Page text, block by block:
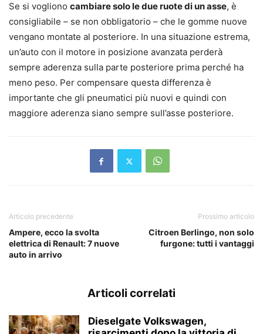
Se si vogliono cambiare solo le due ruote di un asse, è
consigliabile – se non obbligatorio – che le gomme nuove
vengano montate al posteriore. In una situazione estrema,
un’auto con il motore in posizione avanzata perderà
sempre aderenza sulla parte posteriore prima perché ha
meno peso. Per compensare questa differenza è
importante che gli pneumatici più nuovi e quindi con
maggiore aderenza siano sempre sull’asse posteriore.
Articolo precedente
Ampere, ecco la svolta
elettrica di Renault: 7 nuove
auto in arrivo
Prossimo articolo
Citroen Berlingo, non solo
furgone: tutti i vantaggi
Articoli correlati
Dieselgate Volkswagen,